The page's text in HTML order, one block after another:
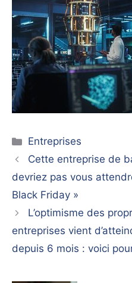
Catégories
Entreprises
Cette entreprise de
devriez pas vous
Black Friday »
L’optimisme des
entreprises vient
depuis 6 mois : voici